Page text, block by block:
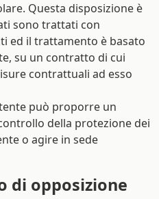
Questa disposizione è
sono trattati con
ed il trattamento è basato
su un contratto di cui
contrattuali ad esso
può proporre un
della protezione dei
o agire in sede
di opposizione